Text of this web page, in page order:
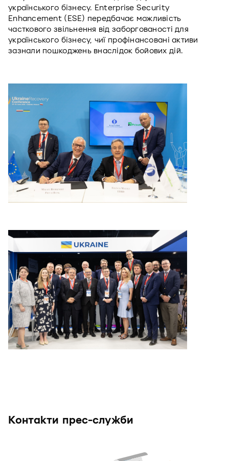
українського бізнесу. Enterprise Security
Enhancement (ESE) передбачає можливість
часткового звільнення від заборгованості для
українського бізнесу, чиї профінансовані активи
зазнали пошкоджень внаслідок бойових дій.
Контакти прес-служби